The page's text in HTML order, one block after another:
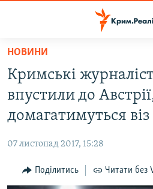
Перейти
основного
матеріалу
Перейти
до
основної
Перейти
до
ВОДА.КРИМ
ВІДЕО ТА ФОТО
БЛОГИ
ПОГЛЯД
НОВИНИ
Кримські
впустили до
домагатимуться
07 листопад 2017, 15:28
Поділитись Читати без